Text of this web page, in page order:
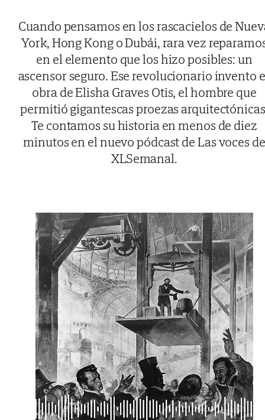
Cuando pensamos en los rascacielos de
York, Hong Kong o Dubái, rara vez
en el elemento que los hizo posibles: un
ascensor seguro. Ese revolucionario invento
obra de Elisha Graves Otis, el hombre que
permitió gigantescas proezas
Te contamos su historia en menos de diez
minutos en el nuevo pódcast de Las voces de
XLSemanal.